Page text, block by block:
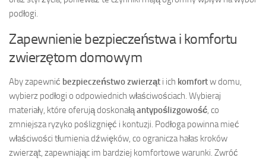
podłogi.
Zapewnienie bezpieczeństwa i komfortu
zwierzętom domowym
Aby zapewnić bezpieczeństwo zwierząt i ich komfortw domu,
wybierz podłogi o odpowiednich właściwościach. Wybieraj
materiały, które oferują doskonałąantypoślizgowość, co
zmniejsza ryzyko poślizgnięć i kontuzji. Podłoga powinna mieć
właściwości tłumienia dźwięków, co ogranicza hałas kroków
zwierząt, zapewniając im bardziej komfortowe warunki. Zwróć